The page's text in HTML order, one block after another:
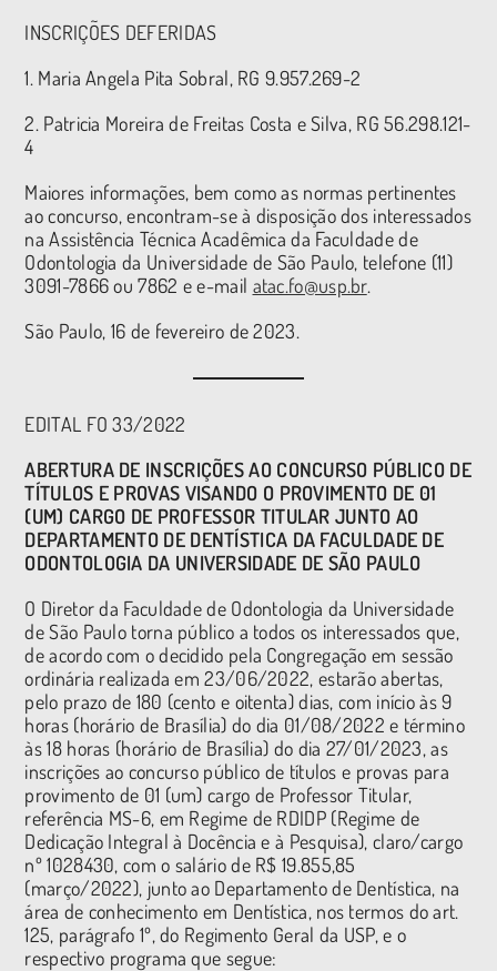
INSCRIÇÕES DEFERIDAS
1. Maria Angela Pita Sobral, RG 9.957.269-2
2. Patricia Moreira de Freitas Costa e Silva, RG 56.298.121-
4
Maiores informações, bem como as normas pertinentes
ao concurso, encontram-se à disposição dos interessados
na Assistência Técnica Acadêmica da Faculdade de
Odontologia da Universidade de São Paulo, telefone (11)
3091-7866 ou 7862 e e-mail atac.fo@usp.br.
São Paulo, 16 de fevereiro de 2023.
EDITAL FO 33/2022
ABERTURA DE INSCRIÇÕES AO CONCURSO PÚBLICO DE
TÍTULOS E PROVAS VISANDO O PROVIMENTO DE 01
(UM) CARGO DE PROFESSOR TITULAR JUNTO AO
DEPARTAMENTO DE DENTÍSTICA DA FACULDADE DE
ODONTOLOGIA DA UNIVERSIDADE DE SÃO PAULO
O Diretor da Faculdade de Odontologia da Universidade
de São Paulo torna público a todos os interessados que,
de acordo com o decidido pela Congregação em sessão
ordinária realizada em 23/06/2022, estarão abertas,
pelo prazo de 180 (cento e oitenta) dias, com início às 9
horas (horário de Brasília) do dia 01/08/2022 e término
às 18 horas (horário de Brasília) do dia 27/01/2023, as
inscrições ao concurso público de títulos e provas para
provimento de 01 (um) cargo de Professor Titular,
referência MS-6, em Regime de RDIDP (Regime de
Dedicação Integral à Docência e à Pesquisa), claro/cargo
nº 1028430, com o salário de R$ 19.855,85
(março/2022), junto ao Departamento de Dentística, na
área de conhecimento em Dentística, nos termos do art.
125, parágrafo 1º, do Regimento Geral da USP, e o
respectivo programa que segue: